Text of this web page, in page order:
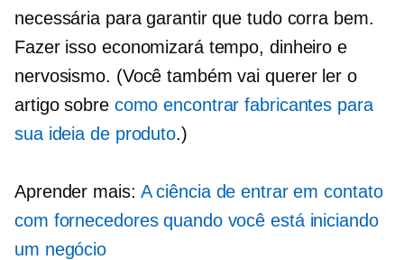
necessária para garantir que tudo corra bem.
Fazer isso economizará tempo, dinheiro e
nervosismo. (Você também vai querer ler o
artigo sobre como encontrar fabricantes para
sua ideia de produto.)
Aprender mais: A ciência de entrar em contato
com fornecedores quando você está iniciando
um negócio